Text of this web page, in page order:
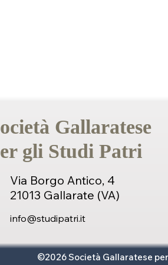
Gallaratese
gli Studi Patri
Via Borgo Antico, 4
21013 Gallarate (VA)
info@studipatri.it
©2026 Società Gallaratese